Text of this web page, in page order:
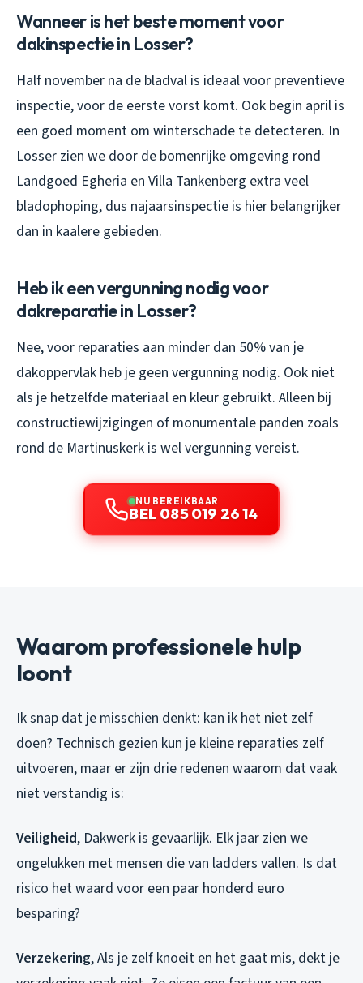
Wanneer is het beste moment voor
dakinspectie in Losser?
Half november na de bladval is ideaal voor preventieve
inspectie, voor de eerste vorst komt. Ook begin april is
een goed moment om winterschade te detecteren. In
Losser zien we door de bomenrijke omgeving rond
Landgoed Egheria en Villa Tankenberg extra veel
bladophoping, dus najaarsinspectie is hier belangrijker
dan in kaalere gebieden.
Heb ik een vergunning nodig voor
dakreparatie in Losser?
Nee, voor reparaties aan minder dan 50% van je
dakoppervlak heb je geen vergunning nodig. Ook niet
als je hetzelfde materiaal en kleur gebruikt. Alleen bij
constructiewijzigingen of monumentale panden zoals
rond de Martinuskerk is wel vergunning vereist.
NU BEREIKBAAR
BEL 085 019 26 14
Waarom professionele hulp
loont
Ik snap dat je misschien denkt: kan ik het niet zelf
doen? Technisch gezien kun je kleine reparaties zelf
uitvoeren, maar er zijn drie redenen waarom dat vaak
niet verstandig is:
Veiligheid, Dakwerk is gevaarlijk. Elk jaar zien we
ongelukken met mensen die van ladders vallen. Is dat
risico het waard voor een paar honderd euro
besparing?
Verzekering, Als je zelf knoeit en het gaat mis, dekt je